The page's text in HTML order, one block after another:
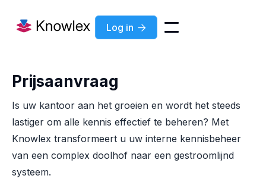
Log in 
Prijsaanvraag
Is uw kantoor aan het groeien en wordt het steeds
lastiger om alle kennis effectief te beheren? Met
Knowlex transformeert u uw interne kennisbeheer
van een complex doolhof naar een gestroomlijnd
systeem.